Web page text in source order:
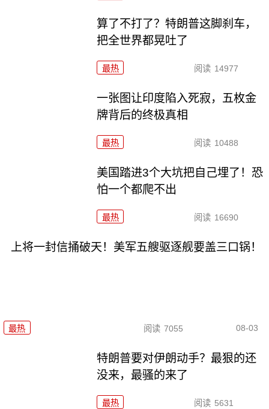
算了不打了？特朗普这脚刹车，
把全世界都晃吐了
最热 阅读 14977
一张图让印度陷入死寂，五枚金
牌背后的终极真相
最热 阅读 10488
美国踏进3个大坑把自己埋了！恐
怕一个都爬不出
最热 阅读 16690
上将一封信捅破天！美军五艘驱逐舰要盖三口锅！
最热 阅读 7055 08-03
特朗普要对伊朗动手？最狠的还
没来，最骚的来了
最热 阅读 5631